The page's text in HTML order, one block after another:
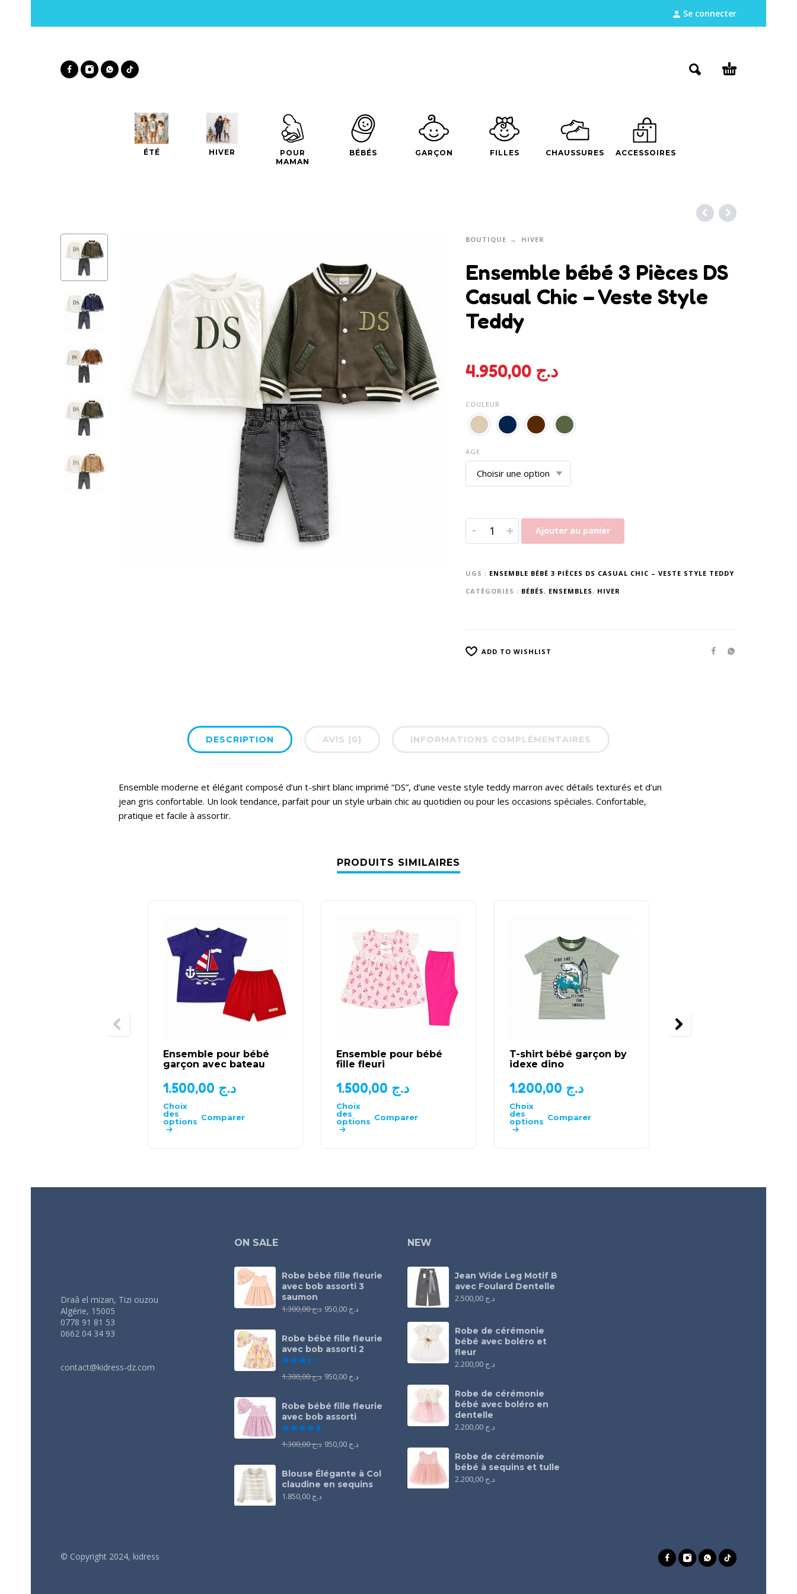
Se connecter
ÉTÉ HIVER
POUR
MAMAN
BÉBÉS GARÇON FILLES CHAUSSURES ACCESSOIRES
BOUTIQUE HIVER
Ensemble bébé 3 Pièces DS
Casual Chic – Veste Style
Teddy
د.ج 4.950,00
COULEUR
AGE
- + Ajouter au panier
UGS : ENSEMBLE BÉBÉ 3 PIÈCES DS CASUAL CHIC – VESTE STYLE TEDDY
CATÉGORIES : BÉBÉS , ENSEMBLES , HIVER
ADD TO WISHLIST
DESCRIPTION AVIS (0) INFORMATIONS COMPLÉMENTAIRES
Ensemble moderne et élégant composé d’un t-shirt blanc imprimé “DS”, d’une veste style teddy marron avec détails texturés et d’un
jean gris confortable. Un look tendance, parfait pour un style urbain chic au quotidien ou pour les occasions spéciales. Confortable,
pratique et facile à assortir.
PRODUITS SIMILAIRES
Ensemble pour bébé
garçon avec bateau
د.ج
Choix
des
options Comparer
Ensemble pour bébé
fille fleuri
د.ج
Choix
des
options Comparer
T-shirt bébé garçon by
idexe dino
د.ج
Choix
des
options Comparer
Draâ el mizan, Tizi ouzou
Algérie, 15005
0778 91 81 53
0662 04 34 93
contact@kidress-dz.com
ON SALE
Robe bébé fille fleurie
avec bob assorti 3
saumon
د.ج1.300,00 د.ج 950,00
Robe bébé fille fleurie
avec bob assorti 2
د.ج1.300,00 د.ج 950,00
Robe bébé fille fleurie
avec bob assorti
Note
د.ج1.300,00 د.ج 950,00
Blouse Élégante à Col
claudine en sequins
د.ج 1.850,00
NEW
Jean Wide Leg Motif B
avec Foulard Dentelle
د.ج
Robe de cérémonie
bébé avec boléro et
fleur
د.ج
Robe de cérémonie
bébé avec boléro en
dentelle
د.ج
Robe de cérémonie
bébé à sequins et tulle
د.ج
© Copyright 2024, kidress